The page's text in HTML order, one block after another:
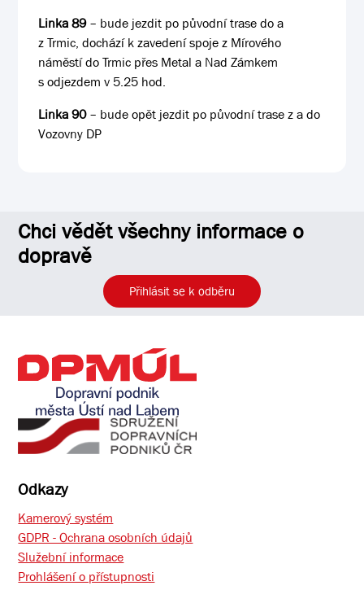
Linka 89– bude jezdit po původní trase do a
z Trmic, dochází k zavedení spoje z Mírového
náměstí do Trmic přes Metal a Nad Zámkem
s odjezdem v 5.25 hod.
Linka 90– bude opět jezdit po původní trase z a do
Vozovny DP
Chci vědět všechny informace o
dopravě
Přihlásit se k odběru
Odkazy
Kamerový systém
GDPR - Ochrana osobních údajů
Služební informace
Prohlášení o přístupnosti